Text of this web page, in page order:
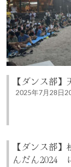
【ダンス部
2025年7月28日
【ダンス部
んだん2024